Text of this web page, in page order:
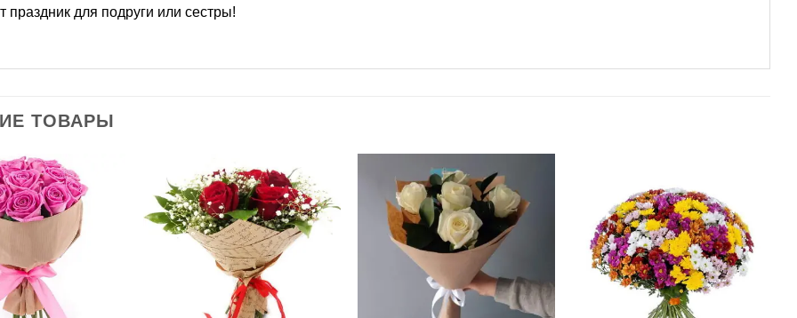
праздник для подруги или сестры!
ТОВАРЫ
В
избранное
В
избранное
В
избранное
избранное